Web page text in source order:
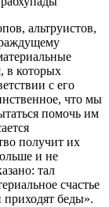
альтруистов,
в которых
с его
что мы
помочь им
получит их
и не
тал
счастье
беды».